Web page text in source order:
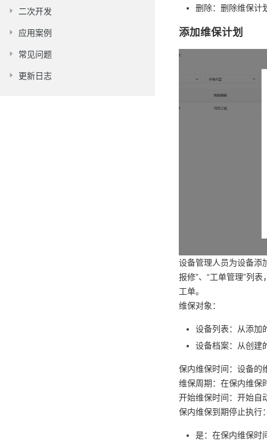
二次开发
应用案例
常见问题
更新日志
删除：删除维保计
添加维保计划
设备管理人员为设备添
报修”、“工单管理”列
工单。
维保对象：
设备列表：从添加
设备档案：从创建
保内维保时间：设备的
维保周期：在保内维保
开始维保时间：开始自
保内维保到期停止执行
是：在保内维保时